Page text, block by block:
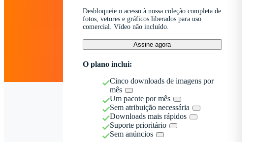
Desbloqueie o acesso à nossa coleção completa de
fotos, vetores e gráficos liberados para uso
comercial. Vídeo não incluído.
Assine agora
O plano inclui:
Cinco downloads de imagens por
mês
Um pacote por mês
Sem atribuição necessária
Downloads mais rápidos
Suporte prioritário
Sem anúncios